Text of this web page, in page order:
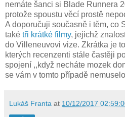
nemáte šanci si Blade Runnera
protože spoustu věcí prostě
A doporučuji současně i těm, co
také tři krátké filmy, jejichž
do Villeneuvovi vize. Zkrátka je
kterých recenzenti stále častěji
spojení ,,když necháte mozek
se vám v tomto případě
Lukáš Franta at 10/12/2017